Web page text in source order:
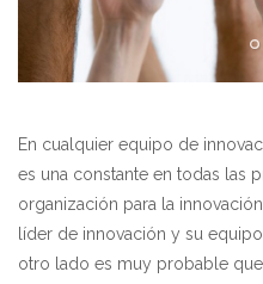
En cualquier equipo de
es una constante en todas las
organización para la
líder de innovación y su
otro lado es muy probable